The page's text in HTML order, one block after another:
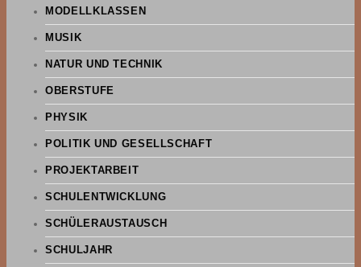
MODELLKLASSEN
MUSIK
NATUR UND TECHNIK
OBERSTUFE
PHYSIK
POLITIK UND GESELLSCHAFT
PROJEKTARBEIT
SCHULENTWICKLUNG
SCHÜLERAUSTAUSCH
SCHULJAHR